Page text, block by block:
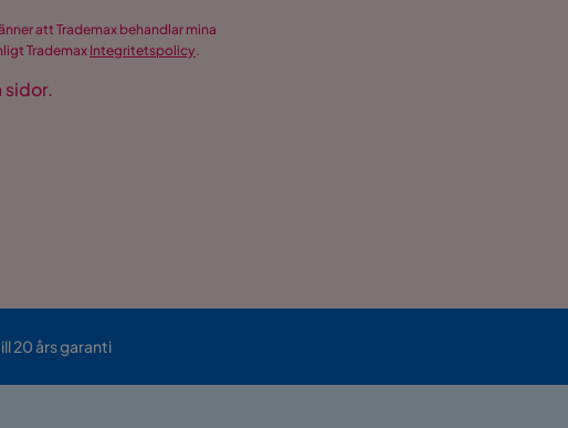
att Trademax behandlar mina
Trademax Integritetspolicy.
sidor.
20 års garanti